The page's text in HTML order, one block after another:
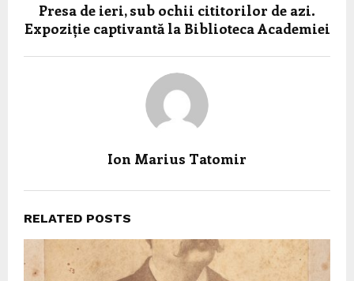
Presa de ieri, sub ochii cititorilor de azi.
Expoziție captivantă la Biblioteca Academiei
Ion Marius Tatomir
RELATED POSTS